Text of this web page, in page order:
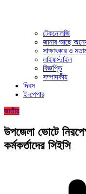
টেকনোলজি
জানার আছে
সাক্ষাৎকার ও
লাইফস্টাইল
বিজ্ঞপ্তি
সম্পাদকীয়
দিবস
ই-পেপার
জাতীয়
উপজেলা ভোটে
কর্মকর্তাদের সিইসি